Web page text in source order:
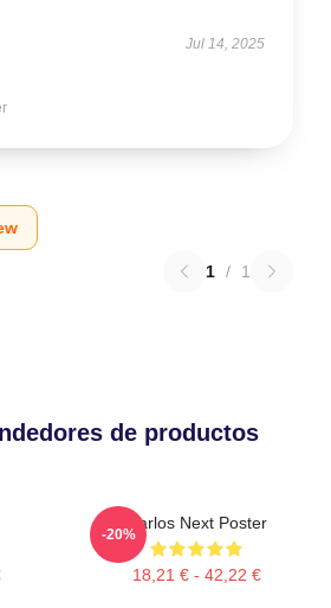
Jul 14, 2025
1 / 1
de productos
Carlos Next Poster
18,21 € - 42,22 €
-20%